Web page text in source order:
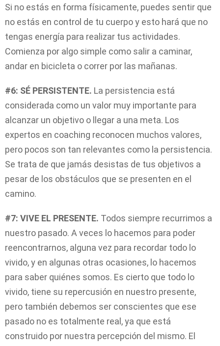
Si no estás en forma físicamente, puedes sentir que
no estás en control de tu cuerpo y esto hará que no
tengas energía para realizar tus actividades.
Comienza por algo simple como salir a caminar,
andar en bicicleta o correr por las mañanas.
#6: SÉ PERSISTENTE. La persistencia está
considerada como un valor muy importante para
alcanzar un objetivo o llegar a una meta. Los
expertos en coaching reconocen muchos valores,
pero pocos son tan relevantes como la persistencia.
Se trata de que jamás desistas de tus objetivos a
pesar de los obstáculos que se presenten en el
camino.
#7: VIVE EL PRESENTE. Todos siempre recurrimos a
nuestro pasado. A veces lo hacemos para poder
reencontrarnos, alguna vez para recordar todo lo
vivido, y en algunas otras ocasiones, lo hacemos
para saber quiénes somos. Es cierto que todo lo
vivido, tiene su repercusión en nuestro presente,
pero también debemos ser conscientes que ese
pasado no es totalmente real, ya que está
construido por nuestra percepción del mismo. El